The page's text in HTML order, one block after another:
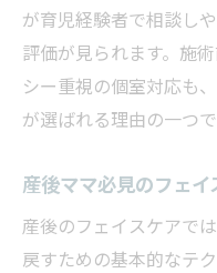
が育児経験者で相談し
評価が見られます。施
シー重視の個室対応も
が選ばれる理由の一つで
産後ママ必見のフェ
産後のフェイスケアで
戻すための基本的なテ